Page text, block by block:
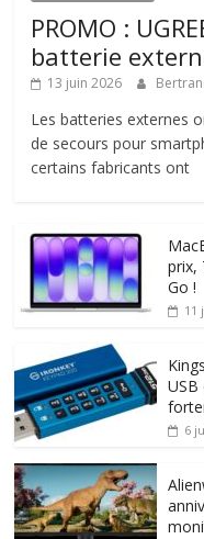
PROMO :
batterie
13 juin 2026
Les batteries externes
de secours pour
certains fabricants ont
prix,
Go !
11
6